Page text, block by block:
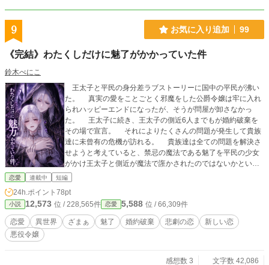
9 お気に入り追加 99
《完結》わたくしだけに魅了がかかっていた件
鈴木べにこ
王太子と平民の身分差ラブストーリーに国中の平民が沸い
た。 真実の愛をことごとく邪魔をした公爵令嬢は牢に入れ
られハッピーエンドになったが、そうが問屋が卸さなかっ
た。 王太子に続き、王太子の側近6人までもが婚約破棄を
その場で宣言。 それによりたくさんの問題が発生して貴族
達に未曾有の危機が訪れる。 貴族達は全ての問題を解決さ
せようと考えていると、禁忌の魔法である魅了を平民の少女
がかけ王太子と側近が魔法で誑かされたのではないかという
意見があがる。 少女が魅了を使った事を期待し、莫大な金
が・・・・・。 結果は思いもよらぬ方向へと行くのであっ
た。 「わたくしの愛を返して。」 まさか魅了をかけられて
いたのは悪役公爵令嬢だった件。 公爵令嬢は本来愛してい
た最初の婚約者を想い絶望した。 ーーーーーーーーーーーー
恋愛 連載中 短編
24h.ポイント 78pt
小説 12,573 位 / 228,565件 恋愛 5,588 位 / 66,309件
恋愛 異世界 ざまぁ 魅了 婚約破棄 悲劇の恋
新しい恋
悪役令嬢
感想数 3
文字数 42,086